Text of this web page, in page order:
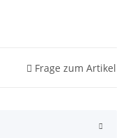
Frage zum Artikel